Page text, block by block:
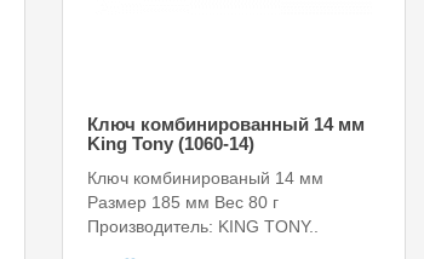
Ключ комбинированный 14 мм
King Tony (1060-14)
Ключ комбинированый 14 мм
Размер 185 мм Вес 80 г
Производитель: KING TONY..